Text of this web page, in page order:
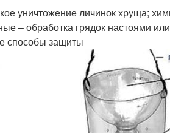
уничтожение личинок хруща;
– обработка грядок настоями
способы защиты